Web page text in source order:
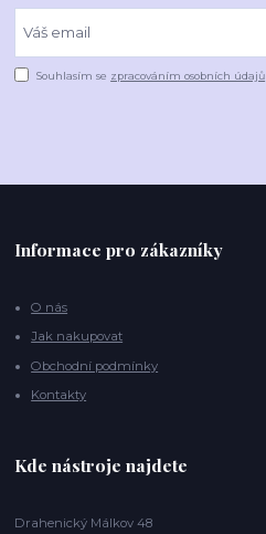
Souhlasím se zpracováním osobních údajů
Informace pro zákazníky
O nás
Jak nakupovat
Obchodní podmínky
Kontakty
Kde nástroje najdete
Drahenický Málkov 48